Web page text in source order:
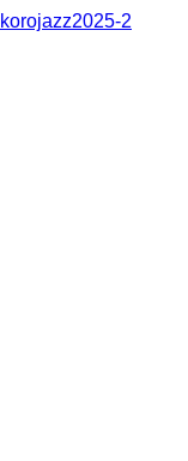
korojazz2025-2